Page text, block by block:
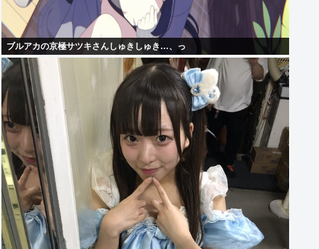
ブルアカの京極サツキさんしゅきしゅき…、っ